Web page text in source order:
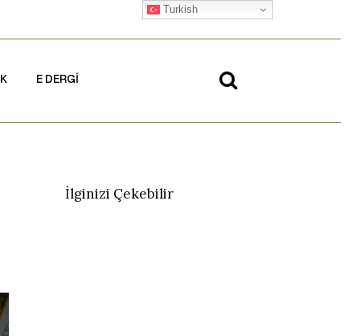
E DERGİ
İlginizi Çekebilir
Turkish